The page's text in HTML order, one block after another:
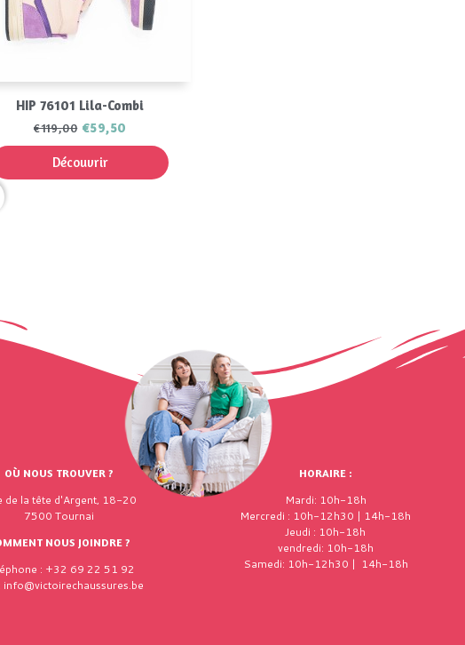
Aperçu rapide
HIP 76101 Lila-Combi
€119,00 €59,50
Découvrir
OÙ NOUS TROUVER ?
de la tête d'Argent, 18-20
7500 Tournai
NOUS JOINDRE ?
: +32 69 22 51 92
info@victoirechaussures.be
HORAIRE :
Mardi: 10h-18h
Mercredi : 10h-12h30 | 14h-18h
Jeudi : 10h-18h
vendredi: 10h-18h
Samedi: 10h-12h30 | 14h-18h